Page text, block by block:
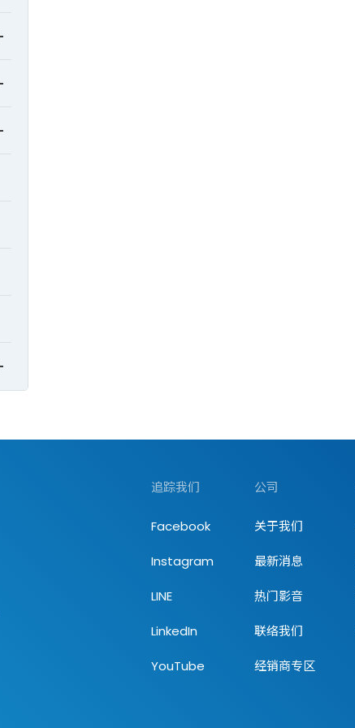
追踪我们
Facebook
Instagram
LINE
LinkedIn
YouTube
公司
关于我们
最新消息
热门影音
联络我们
经销商专区